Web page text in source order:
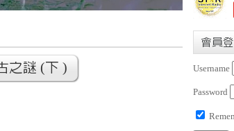
之謎 (下 )
會員
Username
Password